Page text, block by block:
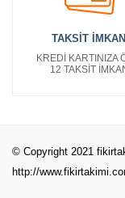
TAKSİT İMKANI
KREDİ KARTINIZA
12 TAKSİT
© Copyright 2021
http://